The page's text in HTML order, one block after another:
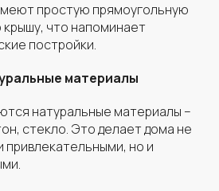
простую прямоугольную
что напоминает
постройки.
материалы
натуральные материалы –
стекло. Это делает дома не
привлекательными, но и